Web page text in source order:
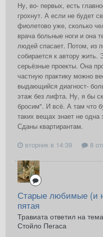
Ну, во- первых, есть
грохнут. А если не будет
фиолетово уже, сколько
врача больные ноги и она
людей спасает. Потом, из
собирается к автору жить.
серьёзные проекты. Она
частную практику можно
выдающийся диагност-
этаж без лифта. Ну, я бы
бросим". И всё. А там что
таких вещах знает не одна
Сданы квартирантам.
вторник в 14:39
8
Старые любимые (и
пятая
Травиата ответил на
Стойло Пегаса